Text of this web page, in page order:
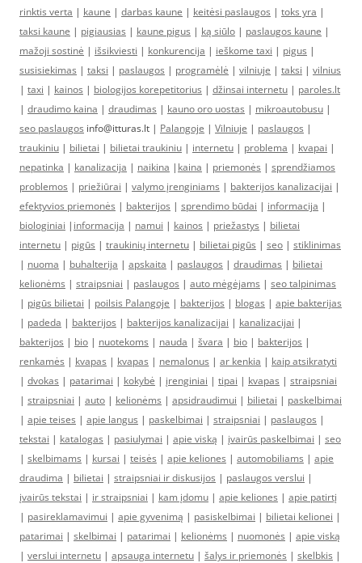
rinktis verta | kaune | darbas kaune | keitėsi paslaugos | toks yra |
taksi kaune | pigiausias | kaune pigus | ką siūlo | paslaugos kaune |
mažoji sostinė | išsikviesti | konkurencija | ieškome taxi | pigus |
susisiekimas | taksi | paslaugos | programėlė | vilniuje | taksi | vilnius
| taxi | kainos | biologijos korepetitorius | džinsai internetu | paroles.lt
| draudimo kaina | draudimas | kauno oro uostas | mikroautobusu |
seo paslaugos info@itturas.lt | Palangoje | Vilniuje | paslaugos |
traukiniu | bilietai | bilietai traukiniu | internetu | problema | kvapai |
nepatinka | kanalizacija | naikina | kaina | priemonės | sprendžiamos
problemos | priežiūrai | valymo įrenginiams | bakterijos kanalizacijai |
efektyvios priemonės | bakterijos | sprendimo būdai | informacija |
biologiniai | informacija | namui | kainos | priežastys | bilietai
internetu | pigūs | traukinių internetu | bilietai pigūs | seo | stiklinimas
| nuoma | buhalterija | apskaita | paslaugos | draudimas | bilietai
kelionėms | straipsniai | paslaugos | auto mėgėjams | seo talpinimas
| pigūs bilietai | poilsis Palangoje | bakterijos | blogas | apie bakterijas
| padeda | bakterijos | bakterijos kanalizacijai | kanalizacijai |
bakterijos | bio | nuotekoms | nauda | švara | bio | bakterijos |
renkamės | kvapas | kvapas | nemalonus | ar kenkia | kaip atsikratyti
| dvokas | patarimai | kokybė | įrenginiai | tipai | kvapas | straipsniai
| straipsniai | auto | kelionėms | apsidraudimui | bilietai | paskelbimai
| apie teises | apie langus | paskelbimai | straipsniai | paslaugos |
tekstai | katalogas | pasiulymai | apie viską | įvairūs paskelbimai | seo
| skelbimams | kursai | teisės | apie keliones | automobiliams | apie
draudima | bilietai | straipsniai ir diskusijos | paslaugos verslui |
įvairūs tekstai | ir straipsniai | kam įdomu | apie keliones | apie patirtį
| pasireklamavimui | apie gyvenimą | pasiskelbimai | bilietai kelionei |
patarimai | skelbimai | patarimai | kelionėms | nuomonės | apie viską
| verslui internetu | apsauga internetu | šalys ir priemonės | skelbkis |